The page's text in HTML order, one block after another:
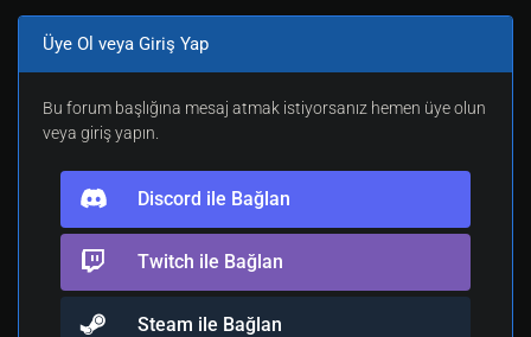
Üye Ol veya Giriş Yap
Bu forum başlığına mesaj atmak istiyorsanız hemen üye olun
veya giriş yapın.
Discord ile Bağlan
Twitch ile Bağlan
Steam ile Bağlan